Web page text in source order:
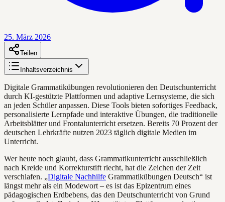
25. März 2026
Teilen
Inhaltsverzeichnis
Digitale Grammatikübungen revolutionieren den Deutschunterricht
durch KI-gestützte Plattformen und adaptive Lernsysteme, die sich
an jeden Schüler anpassen. Diese Tools bieten sofortiges Feedback,
personalisierte Lernpfade und interaktive Übungen, die traditionelle
Arbeitsblätter und Frontalunterricht ersetzen. Bereits 70 Prozent der
deutschen Lehrkräfte nutzen 2023 täglich digitale Medien im
Unterricht.
Wer heute noch glaubt, dass Grammatikunterricht ausschließlich
nach Kreide und Korrekturstift riecht, hat die Zeichen der Zeit
verschlafen. „Digitale Nachhilfe Grammatikübungen Deutsch“ ist
längst mehr als ein Modewort – es ist das Epizentrum eines
pädagogischen Erdbebens, das den Deutschunterricht von Grund